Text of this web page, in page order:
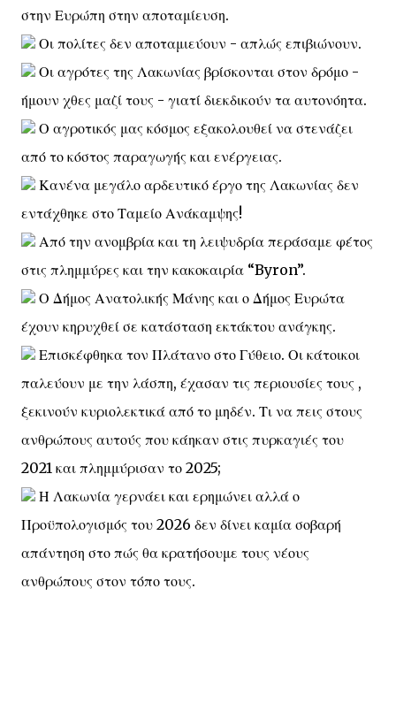
στην Ευρώπη στην αποταμίευση.
Οι πολίτες δεν αποταμιεύουν - απλώς επιβιώνουν.
Οι αγρότες της Λακωνίας βρίσκονται στον δρόμο -
ήμουν χθες μαζί τους - γιατί διεκδικούν τα αυτονόητα.
Ο αγροτικός μας κόσμος εξακολουθεί να στενάζει
από το κόστος παραγωγής και ενέργειας.
Κανένα μεγάλο αρδευτικό έργο της Λακωνίας δεν
εντάχθηκε στο Ταμείο Ανάκαμψης!
Από την ανομβρία και τη λειψυδρία περάσαμε φέτος
στις πλημμύρες και την κακοκαιρία “Byron”.
Ο Δήμος Ανατολικής Μάνης και ο Δήμος Ευρώτα
έχουν κηρυχθεί σε κατάσταση εκτάκτου ανάγκης.
Επισκέφθηκα τον Πλάτανο στο Γύθειο. Οι κάτοικοι
παλεύουν με την λάσπη, έχασαν τις περιουσίες τους ,
ξεκινούν κυριολεκτικά από το μηδέν. Τι να πεις στους
ανθρώπους αυτούς που κάηκαν στις πυρκαγιές του
2021 και πλημμύρισαν το 2025;
Η Λακωνία γερνάει και ερημώνει αλλά ο
Προϋπολογισμός του 2026 δεν δίνει καμία σοβαρή
απάντηση στο πώς θα κρατήσουμε τους νέους
ανθρώπους στον τόπο τους.